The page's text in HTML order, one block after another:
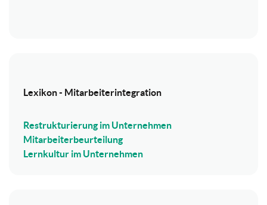
Lexikon - Mitarbeiterintegration
Restrukturierung im Unternehmen
Mitarbeiterbeurteilung
Lernkultur im Unternehmen